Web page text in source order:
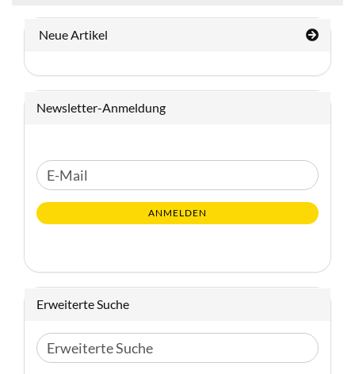
Neue Artikel
Newsletter-Anmeldung
WEITER
ZUR
NEWSLETTER-
ANMELDUNG
E-
ANMELDEN
Erweiterte Suche
Erweiterte
Suche